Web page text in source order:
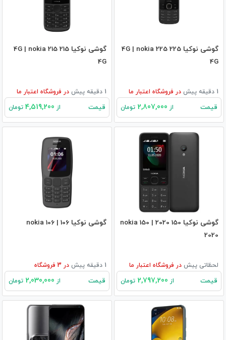
گوشی نوکیا 225 4G | nokia 225
4G
1 دقیقه پیش در فروشگاه اعتبار ما
قیمت از تومان
گوشی نوکیا 215 4G | nokia 215
4G
1 دقیقه پیش در فروشگاه اعتبار ما
قیمت از تومان
گوشی نوکیا 150 2020 | nokia 150
2020
لحظاتی پیش در فروشگاه اعتبار ما
قیمت از تومان
گوشی نوکیا 106 | nokia 106
1 دقیقه پیش در فروشگاه
قیمت از تومان